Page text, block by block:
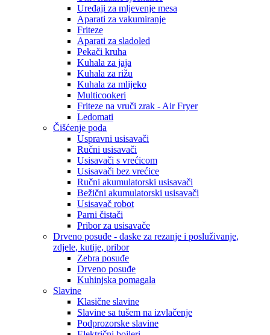
Uređaji za mljevenje mesa
Aparati za vakumiranje
Friteze
Aparati za sladoled
Pekači kruha
Kuhala za jaja
Kuhala za rižu
Kuhala za mlijeko
Multicookeri
Friteze na vruči zrak - Air Fryer
Ledomati
Čišćenje poda
Uspravni usisavači
Ručni usisavači
Usisavači s vrećicom
Usisavači bez vrećice
Ručni akumulatorski usisavači
Bežični akumulatorski usisavači
Usisavač robot
Parni čistači
Pribor za usisavače
Drveno posuđe - daske za rezanje i posluživanje,
zdjele, kutije, pribor
Zebra posuđe
Drveno posuđe
Kuhinjska pomagala
Slavine
Klasične slavine
Slavine sa tušem na izvlačenje
Podprozorske slavine